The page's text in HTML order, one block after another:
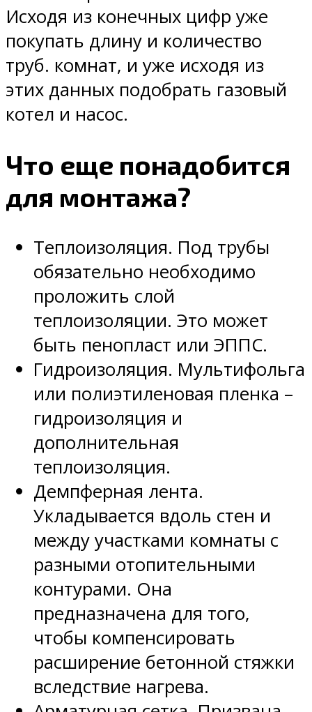
Исходя из конечных цифр уже
покупать длину и количество
труб. комнат, и уже исходя из
этих данных подобрать газовый
котел и насос.
Что еще понадобится
для монтажа?
Теплоизоляция. Под трубы
обязательно необходимо
проложить слой
теплоизоляции. Это может
быть пенопласт или ЭППС.
Гидроизоляция. Мультифольга
или полиэтиленовая пленка –
гидроизоляция и
дополнительная
теплоизоляция.
Демпферная лента.
Укладывается вдоль стен и
между участками комнаты с
разными отопительными
контурами. Она
предназначена для того,
чтобы компенсировать
расширение бетонной стяжки
вследствие нагрева.